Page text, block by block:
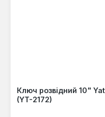
Ключ розвідний 10"
(YT-2172)